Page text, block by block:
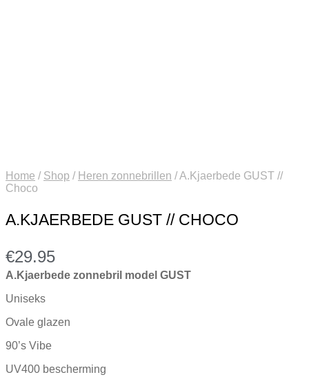
Home / Shop / Heren zonnebrillen /A.Kjaerbede GUST //
Choco
A.KJAERBEDE GUST // CHOCO
€29.95
A.Kjaerbede zonnebril model GUST
Uniseks
Ovale glazen
90’s Vibe
UV400 bescherming